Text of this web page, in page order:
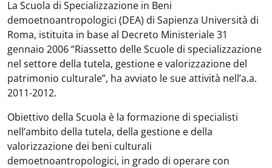
La Scuola di Specializzazione in Beni
demoetnoantropologici (DEA) di Sapienza Università di
Roma, istituita in base al Decreto Ministeriale 31
gennaio 2006 “Riassetto delle Scuole di specializzazione
nel settore della tutela, gestione e valorizzazione del
patrimonio culturale”, ha avviato le sue attività nell’a.a.
2011-2012.
Obiettivo della Scuola è la formazione di specialisti
nell’ambito della tutela, della gestione e della
valorizzazione dei beni culturali
demoetnoantropologici, in grado di operare con